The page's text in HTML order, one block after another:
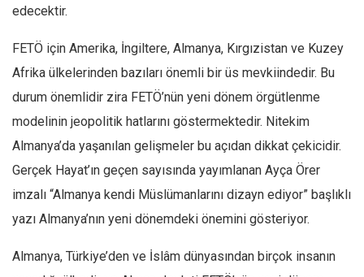
Tarih
Düşünce
Dosyalar
edecektir.
FETÖ için Amerika, İngiltere, Almanya, Kırgızistan ve Kuzey
Afrika ülkelerinden bazıları önemli bir üs mevkiindedir. Bu
durum önemlidir zira FETÖ’nün yeni dönem örgütlenme
modelinin jeopolitik hatlarını göstermektedir. Nitekim
Almanya’da yaşanılan gelişmeler bu açıdan dikkat çekicidir.
Gerçek Hayat’ın geçen sayısında yayımlanan Ayça Örer
imzalı “Almanya kendi Müslümanlarını dizayn ediyor” başlıklı
yazı Almanya’nın yeni dönemdeki önemini gösteriyor.
Almanya, Türkiye’den ve İslâm dünyasından birçok insanın